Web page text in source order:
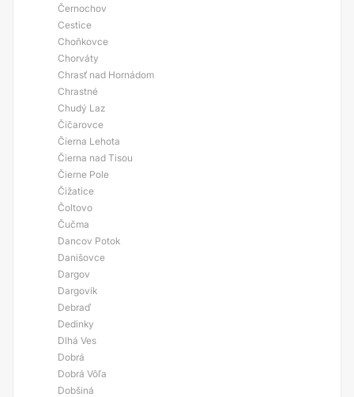
Černochov
Cestice
Choňkovce
Chorváty
Chrasť nad Hornádom
Chrastné
Chudý Laz
Čičarovce
Čierna Lehota
Čierna nad Tisou
Čierne Pole
Čižatice
Čoltovo
Čučma
Dancov Potok
Danišovce
Dargov
Dargovík
Debraď
Dedinky
Dlhá Ves
Dobrá
Dobrá Vôľa
Dobšiná